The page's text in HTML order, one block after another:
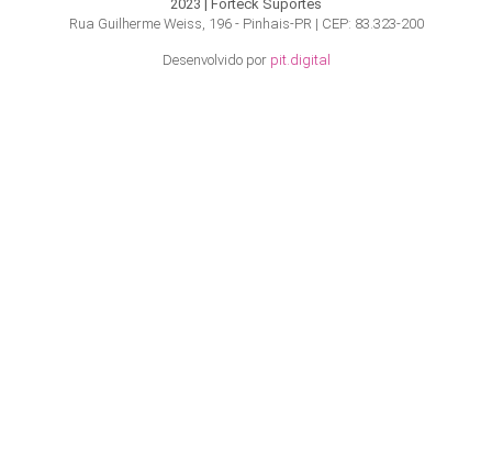
2023 | Forteck Suportes
Rua Guilherme Weiss, 196 - Pinhais-PR | CEP: 83.323-200
Desenvolvido por pit.digital